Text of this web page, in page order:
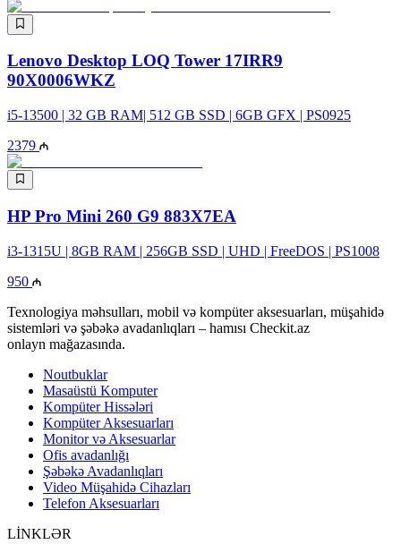
Lenovo Desktop LOQ Tower 17IRR9
90X0006WKZ
i5-13500 | 32 GB RAM| 512 GB SSD | 6GB GFX | PS0925
2379
HP Pro Mini 260 G9 883X7EA
i3-1315U | 8GB RAM | 256GB SSD | UHD | FreeDOS | PS1008
950
Texnologiya məhsulları, mobil və kompüter aksesuarları, müşahidə
sistemləri və şəbəkə avadanlıqları – hamısı Checkit.az
onlayn mağazasında.
Noutbuklar
Masaüstü Komputer
Kompüter Hissələri
Kompüter Aksesuarları
Monitor və Aksesuarlar
Ofis avadanlığı
Şəbəkə Avadanlıqları
Video Müşahidə Cihazları
Telefon Aksesuarları
LİNKLƏR